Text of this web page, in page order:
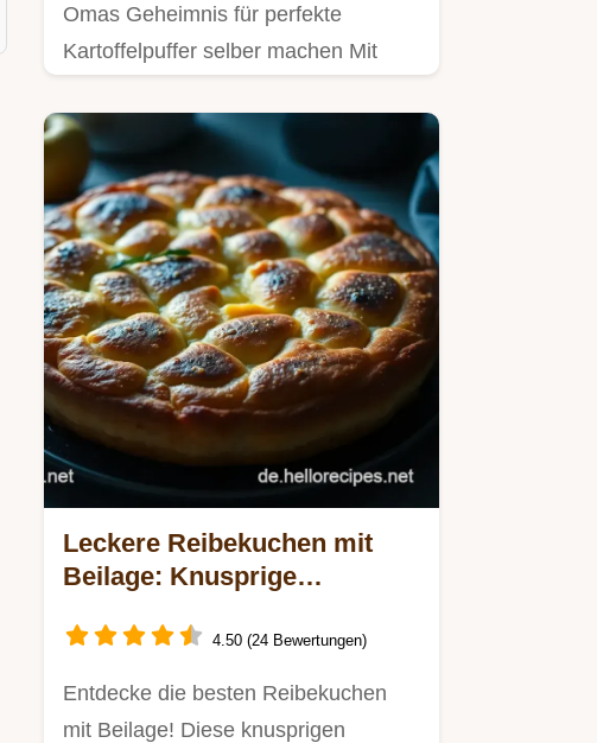
Omas Geheimnis für perfekte
Kartoffelpuffer selber machen Mit
die…
Leckere Reibekuchen mit
Beilage: Knusprige
4.50 (24 Bewertungen)
Entdecke die besten Reibekuchen
mit Beilage! Diese knusprigen